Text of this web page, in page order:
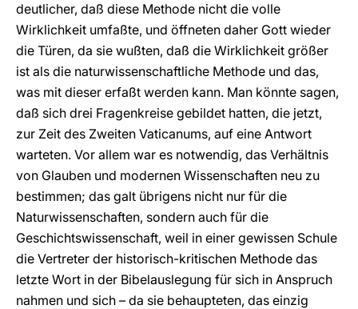
deutlicher, daß diese Methode nicht die volle
Wirklichkeit umfaßte, und öffneten daher Gott wieder
die Türen, da sie wußten, daß die Wirklichkeit größer
ist als die naturwissenschaftliche Methode und das,
was mit dieser erfaßt werden kann. Man könnte sagen,
daß sich drei Fragenkreise gebildet hatten, die jetzt,
zur Zeit des Zweiten Vaticanums, auf eine Antwort
warteten. Vor allem war es notwendig, das Verhältnis
von Glauben und modernen Wissenschaften neu zu
bestimmen; das galt übrigens nicht nur für die
Naturwissenschaften, sondern auch für die
Geschichtswissenschaft, weil in einer gewissen Schule
die Vertreter der historisch-kritischen Methode das
letzte Wort in der Bibelauslegung für sich in Anspruch
nahmen und sich – da sie behaupteten, das einzig